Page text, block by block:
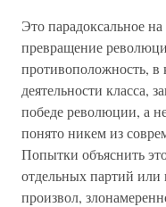
Это парадоксальное
превращение
противоположность, в
деятельности класса,
победе революции, а
понято никем из
Попытки объяснить
отдельных партий или
произвол,